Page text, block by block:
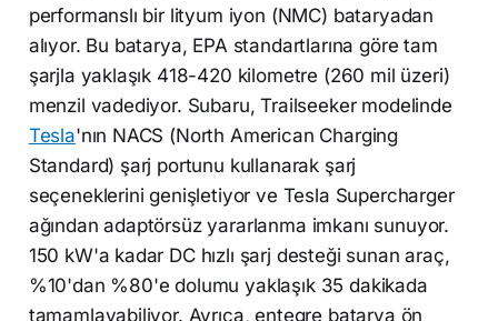
performanslı bir lityum iyon (NMC) bataryadan
alıyor. Bu batarya, EPA standartlarına göre tam
şarjla yaklaşık 418-420 kilometre (260 mil üzeri)
menzil vadediyor. Subaru, Trailseeker modelinde
Tesla'nın NACS (North American Charging
Standard) şarj portunu kullanarak şarj
seçeneklerini genişletiyor ve Tesla Supercharger
ağından adaptörsüz yararlanma imkanı sunuyor.
150 kW'a kadar DC hızlı şarj desteği sunan araç,
%10'dan %80'e dolumu yaklaşık 35 dakikada
tamamlayabiliyor. Ayrıca, entegre batarya ön